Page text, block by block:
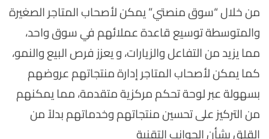
من خلال “سوق منصتي” يمكن لأصحاب المتاجر الصغيرة
والمتوسطة توسيع قاعدة عملائهم في سوق واحد،
مما يزيد من التفاعل والزيارات، و يعزز فرص البيع والنمو،
كما يمكن لأصحاب المتاجر إدارة منتجاتهم عروضهم
بسهولة عبر لوحة تحكم مركزية متقدمة، مما يمكنهم
من التركيز على تحسين منتجاتهم وخدماتهم بدلاً من
القلق بشأن الجوانب التقنية